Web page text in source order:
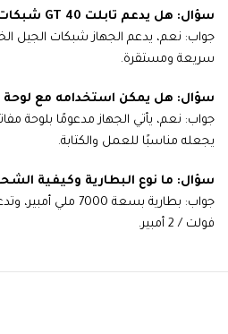
سؤال: هل يدعم تابلت GT 40 شبكات 5G؟
سريعة ومستقرة.
سؤال: هل يمكن استخدامه مع لوحة
جواب: نعم، يأتي الجهاز مدعومًا بلوحة
يجعله مناسبًا للعمل والكتابة.
سؤال: ما نوع البطارية وكيفية
فولت / 2 أمبير.